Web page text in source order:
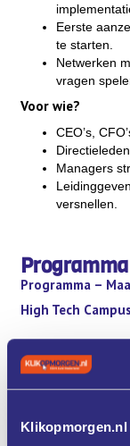
Eerste
te starten.
Netwerken
vragen
Voor wie?
CEO’s,
Managers
versnellen.
Programma
Programma –
High Tech
Welkom &
Kennismaken met
uw sector?